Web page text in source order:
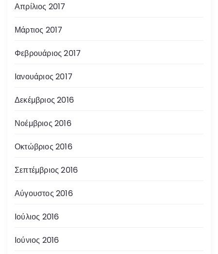
Απρίλιος 2017
Μάρτιος 2017
Φεβρουάριος 2017
Ιανουάριος 2017
Δεκέμβριος 2016
Νοέμβριος 2016
Οκτώβριος 2016
Σεπτέμβριος 2016
Αύγουστος 2016
Ιούλιος 2016
Ιούνιος 2016